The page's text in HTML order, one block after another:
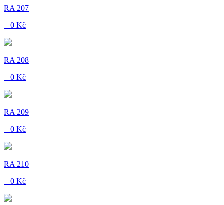
RA 207
+ 0 Kč
RA 208
+ 0 Kč
RA 209
+ 0 Kč
RA 210
+ 0 Kč